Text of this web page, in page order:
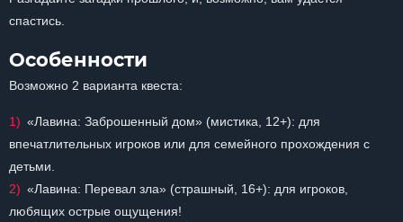
спастись.
Особенности
Возможно 2 варианта квеста:
«Лавина: Заброшенный дом» (мистика, 12+): для
впечатлительных игроков или для семейного прохождения с
детьми.
«Лавина: Перевал зла» (страшный, 16+): для игроков,
любящих острые ощущения!